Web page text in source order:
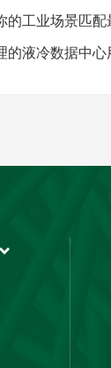
的工业场景匹配
的液冷数据中